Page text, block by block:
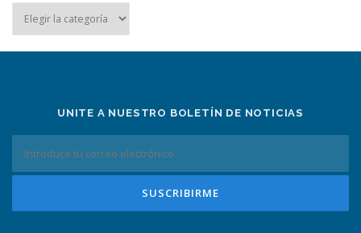
por
UNITE A NUESTRO BOLETÍN DE NOTICIAS